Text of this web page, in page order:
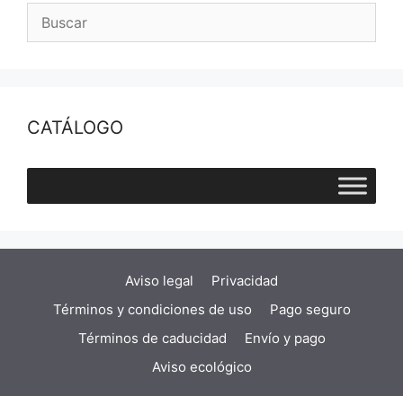
CATÁLOGO
Aviso legal
Privacidad
Términos y condiciones de uso
Pago seguro
Términos de caducidad
Envío y pago
Aviso ecológico